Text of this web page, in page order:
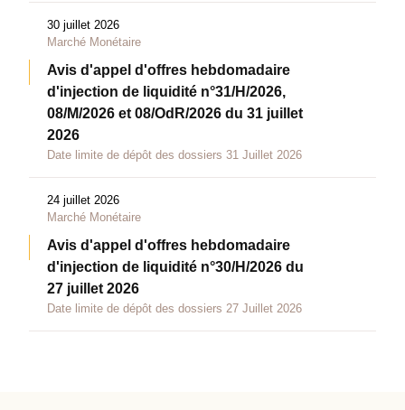
30 juillet 2026
Marché Monétaire
Avis d'appel d'offres hebdomadaire
d'injection de liquidité n°31/H/2026,
08/M/2026 et 08/OdR/2026 du 31 juillet
2026
Date limite de dépôt des dossiers 31 Juillet 2026
24 juillet 2026
Marché Monétaire
Avis d'appel d'offres hebdomadaire
d'injection de liquidité n°30/H/2026 du
27 juillet 2026
Date limite de dépôt des dossiers 27 Juillet 2026